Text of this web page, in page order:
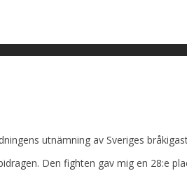
utnämning av Sveriges
Den fighten gav mig en 28:e